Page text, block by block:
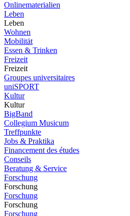
Onlinematerialien
Leben
Leben
Wohnen
Mobilität
Essen & Trinken
Freizeit
Freizeit
Groupes universitaires
uniSPORT
Kultur
Kultur
BigBand
Collegium Musicum
Treffpunkte
Jobs & Praktika
Financement des études
Conseils
Beratung & Service
Forschung
Forschung
Forschung
Forschung
Forschung